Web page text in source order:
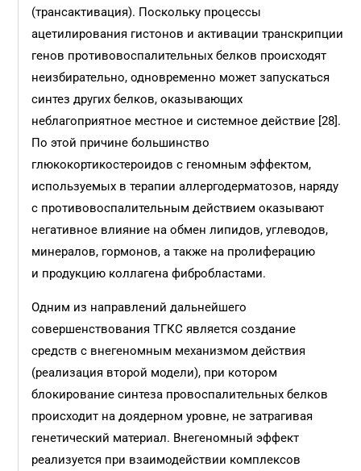
(трансактивация). Поскольку процессы
ацетилирования гистонов и активации транскрипции
генов противовоспалительных белков происходят
неизбирательно, одновременно может запускаться
синтез других белков, оказывающих
неблагоприятное местное и системное действие [28].
По этой причине большинство
глюкокортикостероидов с геномным эффектом,
используемых в терапии аллергодерматозов, наряду
с противовоспалительным действием оказывают
негативное влияние на обмен липидов, углеводов,
минералов, гормонов, а также на пролиферацию
и продукцию коллагена фибробластами.
Одним из направлений дальнейшего
совершенствования ТГКС является создание
средств с внегеномным механизмом действия
(реализация второй модели), при котором
блокирование синтеза провоспалительных белков
происходит на доядерном уровне, не затрагивая
генетический материал. Внегеномный эффект
реализуется при взаимодействии комплексов